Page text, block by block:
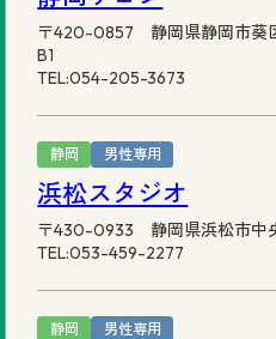
〒420-0857 静岡県静岡市葵
B1
TEL:054-205-3673
静岡 男性専用
浜松スタジオ
〒430-0933 静岡県浜松市中
TEL:053-459-2277
静岡 男性専用